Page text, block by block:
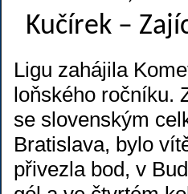
Kučírek –
Ligu zahájila
loňského ročníku.
se slovenským
Bratislava, bylo
přivezla bod, v